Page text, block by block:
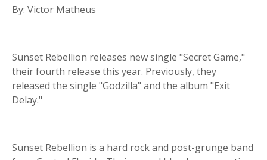
By: Victor Matheus
Sunset Rebellion releases new single "Secret Game,"
their fourth release this year. Previously, they
released the single "Godzilla" and the album "Exit
Delay."
Sunset Rebellion is a hard rock and post-grunge band